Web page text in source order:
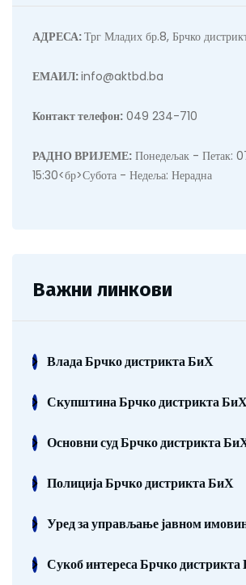
АДРЕСА:Трг Младих бр.8, Брчко
ЕМАИЛ:info@aktbd.ba
Контакт телефон: 049 234-710
РАДНО ВРИЈЕМЕ: Понедељак - Петак:
15:30<бр>Субота - Недеља: Нерадна
Важни линкови
Влада Брчко дистрикта БиХ
Скупштина Брчко дистрикта
Основни суд Брчко дистрикта
Полиција Брчко дистрикта БиХ
Уред за управљање јавном
Сукоб интереса Брчко